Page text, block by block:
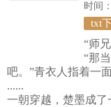
时间
txt
“师
“那
吧。”青衣人指着一
......
一朝穿越，楚墨成了